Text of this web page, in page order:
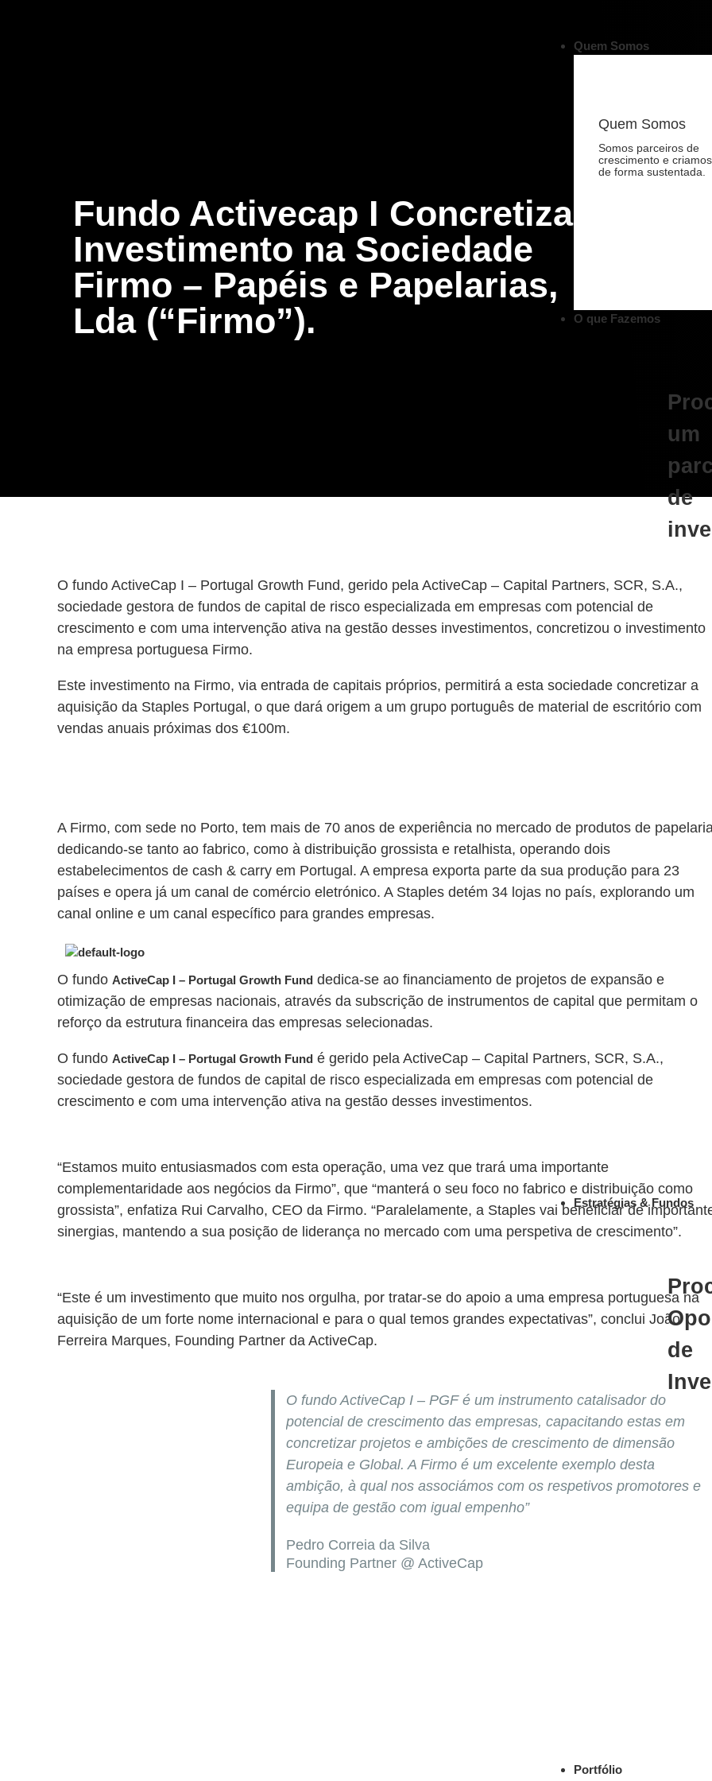
Quem Somos
Quem Somos
Somos parceiros de
crescimento e
de forma sustentada.
O que Fazemos
um
de
Estratégias & Fundos
de
Portfólio
Fundo Activecap I Concretiza
Investimento na Sociedade
Firmo – Papéis e Papelarias,
Lda (“Firmo”).
O fundo ActiveCap I – Portugal Growth Fund, gerido pela ActiveCap – Capital Partners, SCR, S.A.,
sociedade gestora de fundos de capital de risco especializada em empresas com potencial de
crescimento e com uma intervenção ativa na gestão desses investimentos, concretizou o investimento
na empresa portuguesa Firmo.
Este investimento na Firmo, via entrada de capitais próprios, permitirá a esta sociedade concretizar a
aquisição da Staples Portugal, o que dará origem a um grupo português de material de escritório com
vendas anuais próximas dos €100m.
A Firmo, com sede no Porto, tem mais de 70 anos de experiência no mercado de produtos de
dedicando-se tanto ao fabrico, como à distribuição grossista e retalhista, operando dois
estabelecimentos de cash & carry em Portugal. A empresa exporta parte da sua produção para 23
países e opera já um canal de comércio eletrónico. A Staples detém 34 lojas no país, explorando um
canal online e um canal específico para grandes empresas.
O fundo ActiveCap I – Portugal Growth Fund dedica-se ao financiamento de projetos de expansão e
otimização de empresas nacionais, através da subscrição de instrumentos de capital que permitam o
reforço da estrutura financeira das empresas selecionadas.
O fundo ActiveCap I – Portugal Growth Fund é gerido pela ActiveCap – Capital Partners, SCR, S.A.,
sociedade gestora de fundos de capital de risco especializada em empresas com potencial de
crescimento e com uma intervenção ativa na gestão desses investimentos.
“Estamos muito entusiasmados com esta operação, uma vez que trará uma importante
complementaridade aos negócios da Firmo”, que “manterá o seu foco no fabrico e distribuição como
grossista”, enfatiza Rui Carvalho, CEO da Firmo. “Paralelamente, a Staples vai beneficiar de
sinergias, mantendo a sua posição de liderança no mercado com uma perspetiva de crescimento”.
“Este é um investimento que muito nos orgulha, por tratar-se do apoio a uma empresa portuguesa na
aquisição de um forte nome internacional e para o qual temos grandes expectativas”, conclui João
Ferreira Marques, Founding Partner da ActiveCap.
O fundo ActiveCap I – PGF é um instrumento catalisador do
potencial de crescimento das empresas, capacitando estas em
concretizar projetos e ambições de crescimento de dimensão
Europeia e Global. A Firmo é um excelente exemplo desta
ambição, à qual nos associámos com os respetivos promotores e
equipa de gestão com igual empenho”
Pedro Correia da Silva
Founding Partner @ ActiveCap